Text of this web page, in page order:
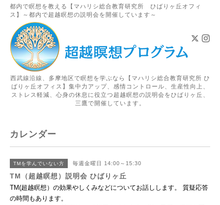
都内で瞑想を教える【マハリシ総合教育研究所 ひばりヶ丘オフィ
ス】～都内で超越瞑想の説明会を開催しています～
西武線沿線、多摩地区で瞑想を学ぶなら【マハリシ総合教育研究所 ひ
ばりヶ丘オフィス】集中力アップ、感情コントロール、生産性向上、
ストレス軽減、心身の休息に役立つ超越瞑想の説明会をひばりヶ丘、
三鷹で開催しています。
カレンダー
TMを学んでいない方 毎週金曜日 14:00～15:30
TM（超越瞑想）説明会 ひばりヶ丘
TM(超越瞑想）の効果やしくみなどについてお話しします。 質疑応答
の時間もあります。